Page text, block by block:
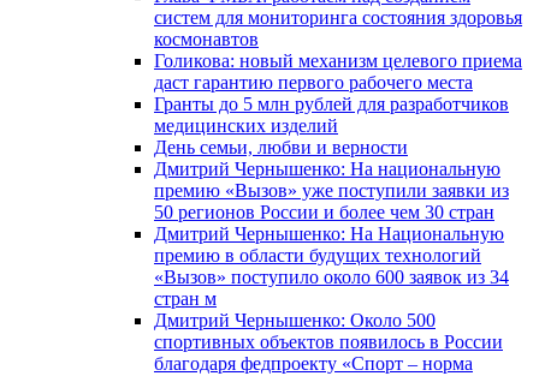
систем для мониторинга состояния здоровья
космонавтов
Голикова: новый механизм целевого приема
даст гарантию первого рабочего места
Гранты до 5 млн рублей для разработчиков
медицинских изделий
День семьи, любви и верности
Дмитрий Чернышенко: На национальную
премию «Вызов» уже поступили заявки из
50 регионов России и более чем 30 стран
Дмитрий Чернышенко: На Национальную
премию в области будущих технологий
«Вызов» поступило около 600 заявок из 34
стран м
Дмитрий Чернышенко: Около 500
спортивных объектов появилось в России
благодаря федпроекту «Спорт – норма